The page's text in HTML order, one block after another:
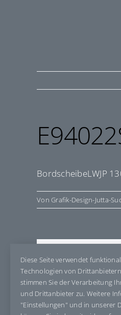
BordscheibeLWJP
VonGrafik-Design-Jutta-
Share This
Diese Seite verwendet
Technologien von
stimmen Sie der Verarbeitung
und Drittanbieter zu. Weitere
"Einstellungen" und in unserer